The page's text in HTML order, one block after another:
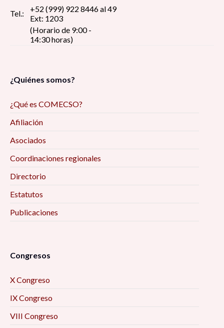
Tel.:
+52 (999) 922 8446 al 49
Ext: 1203
(Horario de 9:00 -
14:30 horas)
¿Quiénes somos?
¿Qué es COMECSO?
Afiliación
Asociados
Coordinaciones regionales
Directorio
Estatutos
Publicaciones
Congresos
X Congreso
IX Congreso
VIII Congreso